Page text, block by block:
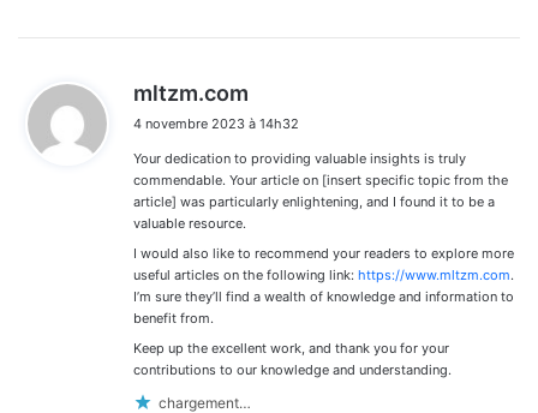
mltzm.com
t
:
4 novembre 2023 à 14h32
Your dedication to providing valuable insights is truly
commendable. Your article on [insert specific topic from the
article] was particularly enlightening, and I found it to be a
valuable resource.
I would also like to recommend your readers to explore more
useful articles on the following link: https://www.mltzm.com.
I’m sure they’ll find a wealth of knowledge and information to
benefit from.
Keep up the excellent work, and thank you for your
contributions to our knowledge and understanding.
chargement…